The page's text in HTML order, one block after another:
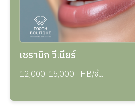
เซรามิก วีเนียร์
12,000-15,000 THB/ชิ้น